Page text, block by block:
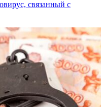
связанный с